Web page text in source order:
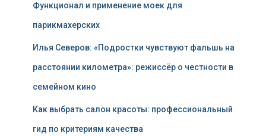
Функционал и применение моек для
парикмахерских
Илья Северов: «Подростки чувствуют фальшь на
расстоянии километра»: режиссёр о честности в
семейном кино
Как выбрать салон красоты: профессиональный
гид по критериям качества